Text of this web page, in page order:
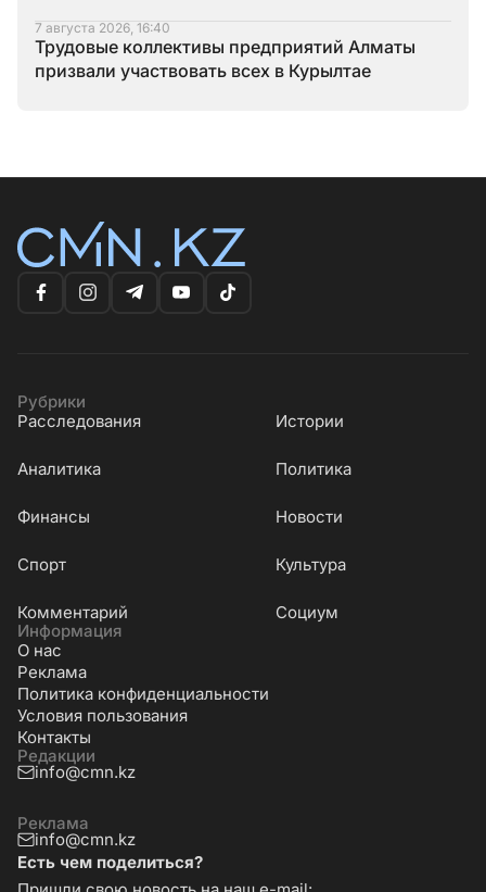
7 августа 2026, 16:40
Трудовые коллективы предприятий Алматы
призвали участвовать всех в Курылтае
Рубрики
Расследования
Истории
Аналитика Политика
Финансы Новости
Cпорт Культура
Комментарий
Социум
Информация
О нас
Реклама
Политика конфиденциальности
Условия пользования
Контакты
Редакции
info@cmn.kz
Реклама
info@cmn.kz
Есть чем поделиться?